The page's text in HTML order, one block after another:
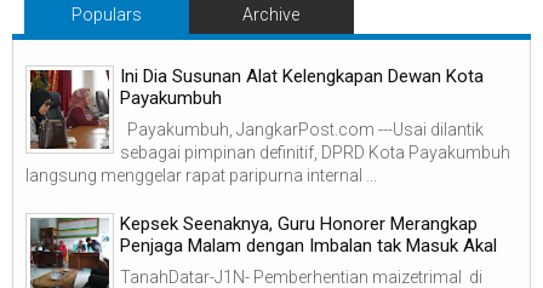
Populars Archive
Ini Dia Susunan Alat Kelengkapan Dewan Kota
Payakumbuh
Payakumbuh, JangkarPost.com ---Usai dilantik
sebagai pimpinan definitif, DPRD Kota Payakumbuh
langsung menggelar rapat paripurna internal ...
Kepsek Seenaknya, Guru Honorer Merangkap
Penjaga Malam dengan Imbalan tak Masuk Akal
TanahDatar-J1N- Pemberhentian maizetrimal di